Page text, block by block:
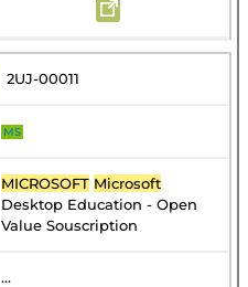
2UJ-00011
MS
MICROSOFT Microsoft
Desktop Education - Open
Value Souscription
...